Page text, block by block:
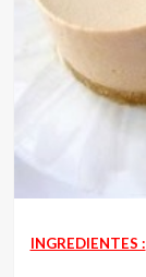
INGREDIENTES :